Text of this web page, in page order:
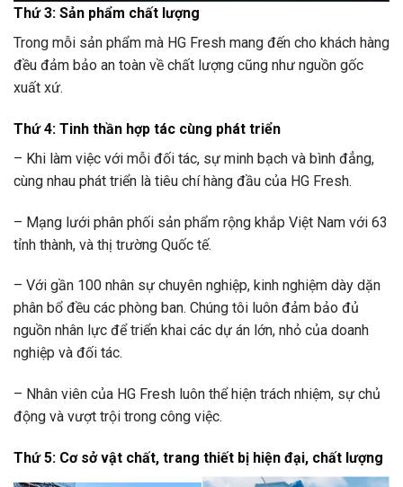
Thứ 3: Sản phẩm chất lượng
Trong mỗi sản phẩm mà HG Fresh mang đến cho khách hàng
đều đảm bảo an toàn về chất lượng cũng như nguồn gốc
xuất xứ.
Thứ 4: Tinh thần hợp tác cùng phát triển
– Khi làm việc với mỗi đối tác, sự minh bạch và bình đẳng,
cùng nhau phát triển là tiêu chí hàng đầu của HG Fresh.
– Mạng lưới phân phối sản phẩm rộng khắp Việt Nam với 63
tỉnh thành, và thị trường Quốc tế.
– Với gần 100 nhân sự chuyên nghiệp, kinh nghiệm dày dặn
phân bổ đều các phòng ban. Chúng tôi luôn đảm bảo đủ
nguồn nhân lực để triển khai các dự án lớn, nhỏ của doanh
nghiệp và đối tác.
– Nhân viên của HG Fresh luôn thể hiện trách nhiệm, sự chủ
động và vượt trội trong công việc.
Thứ 5: Cơ sở vật chất, trang thiết bị hiện đại, chất lượng